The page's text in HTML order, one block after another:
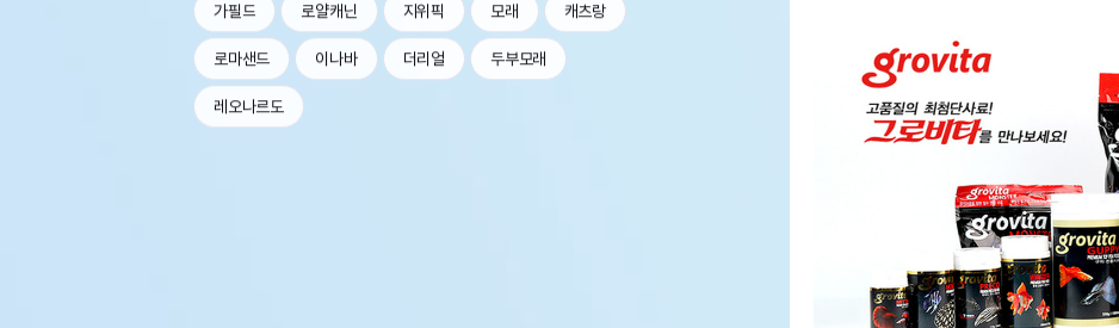
가필드 로얄캐닌 지위픽 모래 캐츠랑
로마샌드 이나바 더리얼 두부모래
레오나르도